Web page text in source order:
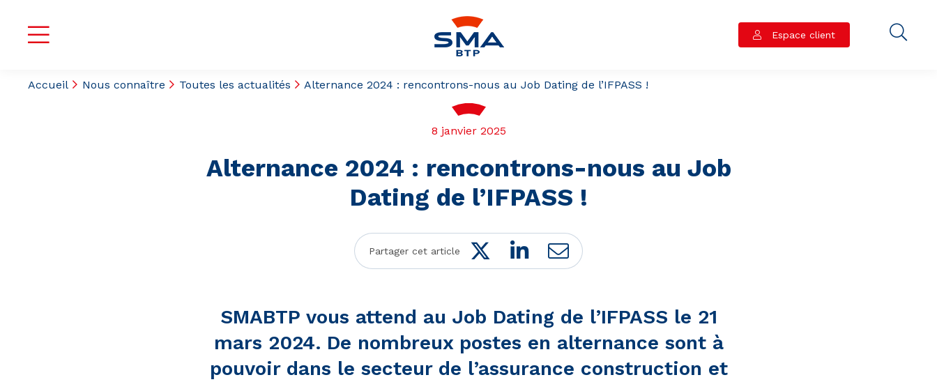
Espace client
Accueil Nous connaître Toutes les actualités Alternance 2024 : rencontrons-nous au Job Dating de l’IFPASS !
8 janvier 2025
Alternance 2024 : rencontrons-nous au Job
Dating de l’IFPASS !
Partager cet article Twitter
LinkedIn
Mail
SMABTP vous attend au Job Dating de l’IFPASS le 21
mars 2024. De nombreux postes en alternance sont à
pouvoir dans le secteur de l’assurance construction et